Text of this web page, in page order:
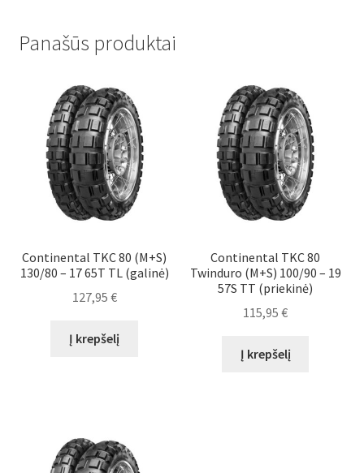
Panašūs produktai
Continental TKC 80 (M+S)
130/80 – 17 65T TL (galinė)
127,95 €
Į krepšelį
Continental TKC 80
Twinduro (M+S) 100/90 – 19
57S TT (priekinė)
115,95€
Į krepšelį